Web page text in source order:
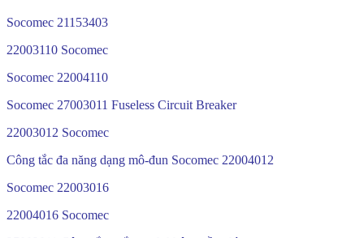
Socomec 21153403
22003110 Socomec
Socomec 22004110
Socomec 27003011 Fuseless Circuit Breaker
22003012 Socomec
Công tắc đa năng dạng mô-đun Socomec 22004012
Socomec 22003016
22004016 Socomec